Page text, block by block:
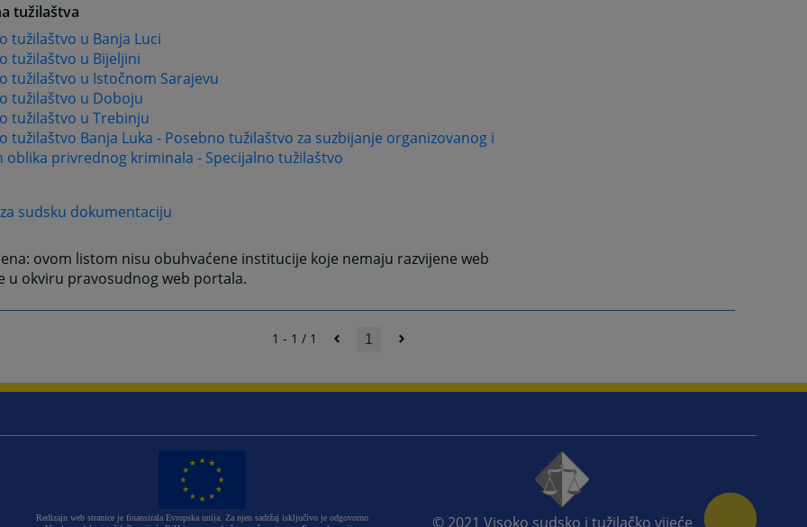
tužilaštva
tužilaštvo u Banja Luci
tužilaštvo u Bijeljini
tužilaštvo u Istočnom Sarajevu
tužilaštvo u Doboju
tužilaštvo u Trebinju
tužilaštvo Banja Luka - Posebno tužilaštvo za suzbijanje organizovanog i
oblika privrednog kriminala - Specijalno tužilaštvo
sudsku dokumentaciju
ovom listom nisu obuhvaćene institucije koje nemaju razvijene web
u okviru pravosudnog web portala.
1 - 1 / 1 1
Redizajn web stranice je finansirala Evropska unija. Za njen sadržaj isključivo je odgovorno
© 2021 Visoko sudsko i tužilačko vijeće